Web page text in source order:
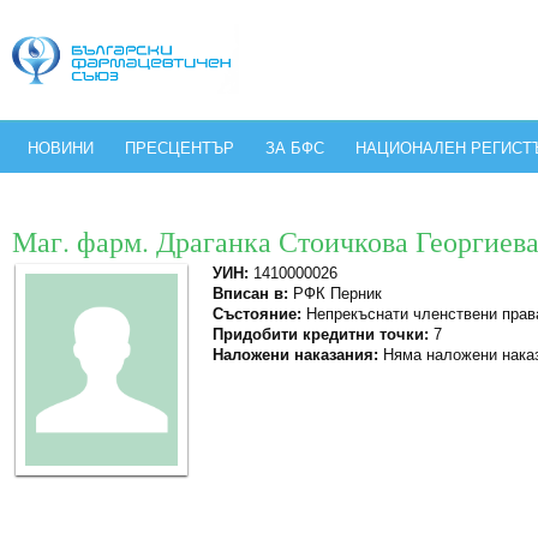
НОВИНИ ПРЕСЦЕНТЪР ЗА БФС НАЦИОНАЛЕН
Маг. фарм. Драганка Стоичкова Георгиева
УИН: 1410000026
Вписан в: РФК Перник
Състояние: Непрекъснати членствени
Придобити кредитни точки: 7
Наложени наказания: Няма наложени